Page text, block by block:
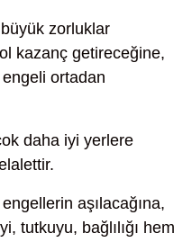
büyük zorluklar
kazanç getireceğine,
ortadan
daha iyi yerlere
engellerin aşılacağına,
tutkuyu, bağlılığı hem